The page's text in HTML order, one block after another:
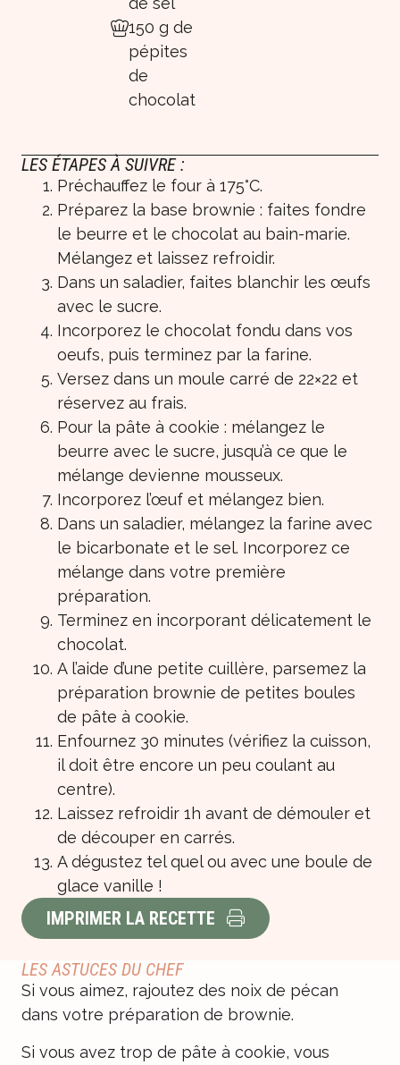
150 g de
pépites
de
chocolat
LES ÉTAPES À SUIVRE :
Préchauffez le four à 175°C.
Préparez la base brownie : faites fondre
le beurre et le chocolat au bain-marie.
Mélangez et laissez refroidir.
Dans un saladier, faites blanchir les œufs
avec le sucre.
Incorporez le chocolat fondu dans vos
oeufs, puis terminez par la farine.
Versez dans un moule carré de 22×22 et
réservez au frais.
Pour la pâte à cookie : mélangez le
beurre avec le sucre, jusqu’à ce que le
mélange devienne mousseux.
Incorporez l’œuf et mélangez bien.
Dans un saladier, mélangez la farine avec
le bicarbonate et le sel. Incorporez ce
mélange dans votre première
préparation.
Terminez en incorporant délicatement le
chocolat.
A l’aide d’une petite cuillère, parsemez la
préparation brownie de petites boules
de pâte à cookie.
Enfournez 30 minutes (vérifiez la cuisson,
il doit être encore un peu coulant au
centre).
Laissez refroidir 1h avant de démouler et
de découper en carrés.
A dégustez tel quel ou avec une boule de
glace vanille !
IMPRIMER LA RECETTE
LES ASTUCES DU CHEF
Si vous aimez, rajoutez des noix de pécan
dans votre préparation de brownie.
Si vous avez trop de pâte à cookie, vous